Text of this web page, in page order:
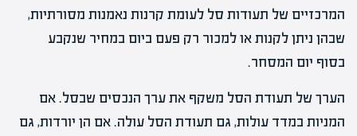
המרכזיים של תעודות סל לעומת קרנות נאמנות מסורתיות,
שבהן ניתן לקנות או למכור רק פעם ביום במחיר שנקבע
בסוף יום המסחר.
הערך של תעודת הסל משקף את ערך הנכסים שבסל. אם
המניות במדד עולות, גם תעודת הסל עולה. אם הן יורדות, גם